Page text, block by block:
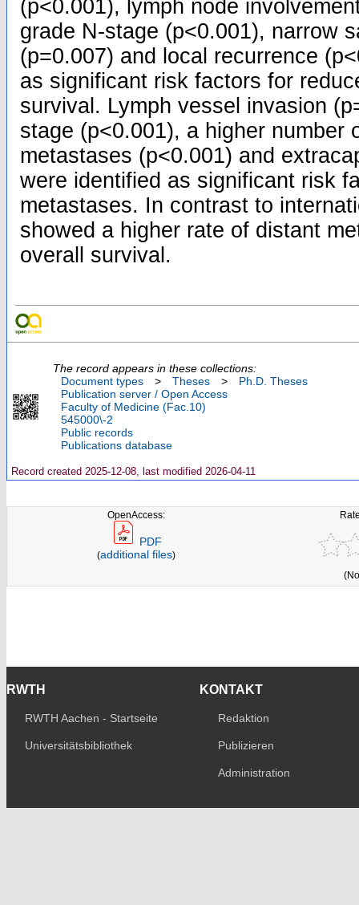
(p<0.001), lymph node
grade N-stage (p<0.001), narrow
(p=0.007) and local recurrence
as significant risk factors for
survival. Lymph vessel invasion
stage (p<0.001), a higher number
metastases (p<0.001) and
were identified as significant risk
metastases. In contrast to
showed a higher rate of distant
overall survival.
The record appears in these collections:
Document types
> Theses >
Ph.D. Theses
Publication server / Open Access
Faculty of Medicine (Fac.10)
545000\-2
Public records
Publications database
Record created 2025-12-08, last modified 2026-04-11
OpenAccess:
PDF
(additional files)
RWTH
RWTH Aachen - Startseite
Universitätsbibliothek
KONTAKT
Redaktion
Publizieren
Administration